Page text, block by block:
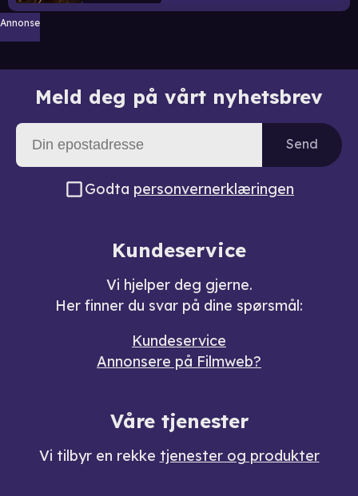
Annonse
Meld deg på vårt nyhetsbrev
Send
Godta personvernerklæringen
Kundeservice
Vi hjelper deg gjerne.
Her finner du svar på dine spørsmål:
Kundeservice
Annonsere på Filmweb?
Våre tjenester
Vi tilbyr en rekke tjenester og produkter